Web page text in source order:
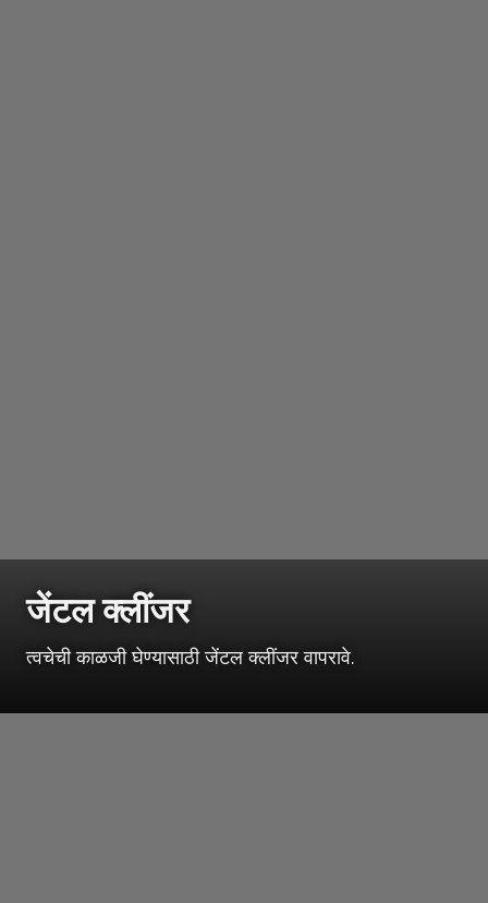
जेंटल क्लींजर
त्वचेची काळजी घेण्यासाठी जेंटल क्लींजर वापरावे.